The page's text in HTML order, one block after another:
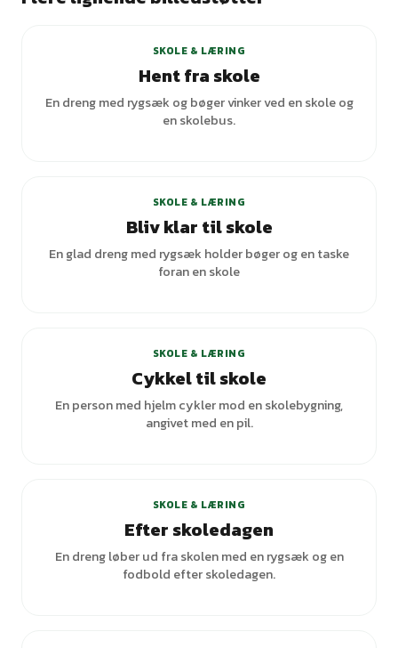
SKOLE & LÆRING
Hent fra skole
En dreng med rygsæk og bøger vinker ved en skole og
en skolebus.
SKOLE & LÆRING
Bliv klar til skole
En glad dreng med rygsæk holder bøger og en taske
foran en skole
SKOLE & LÆRING
Cykkel til skole
En person med hjelm cykler mod en skolebygning,
angivet med en pil.
SKOLE & LÆRING
Efter skoledagen
En dreng løber ud fra skolen med en rygsæk og en
fodbold efter skoledagen.